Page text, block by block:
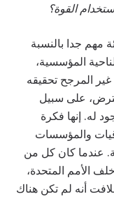
مهم جدا بالنسبة
المؤسسية،
المرجح تحقيقه
على سبيل
له. إنها فكرة
والمؤسسات
عندما كان كل من
الأمم المتحدة،
أنه لم تكن هناك